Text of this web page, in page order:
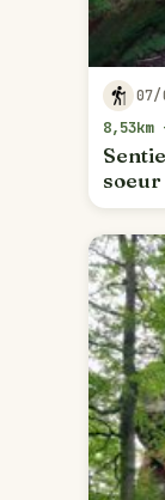
07/
8,53km
soeur